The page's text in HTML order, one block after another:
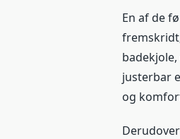
En af de
justerbar
og